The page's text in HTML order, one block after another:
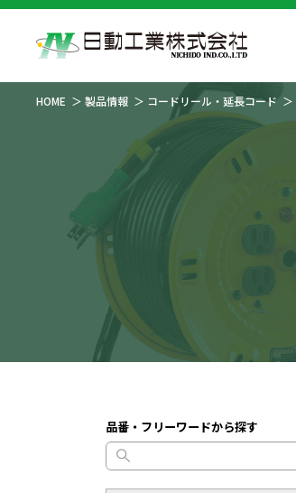
HOME 製品情報 コードリール・延長コード
品番・フリーワードから探す